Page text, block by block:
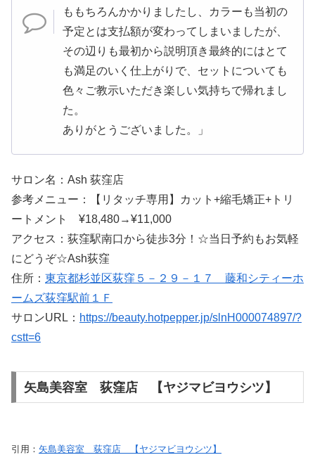
ももちろんかかりましたし、カラーも当初の
予定とは支払額が変わってしまいましたが、
その辺りも最初から説明頂き最終的にはとて
も満足のいく仕上がりで、セットについても
色々ご教示いただき楽しい気持ちで帰れまし
た。
ありがとうございました。」
サロン名：Ash 荻窪店
参考メニュー：【リタッチ専用】カット+縮毛矯正+トリ
ートメント ¥18,480→¥11,000
アクセス：荻窪駅南口から徒歩3分！☆当日予約もお気軽
にどうぞ☆Ash荻窪
住所： 東京都杉並区荻窪５－２９－１７ 藤和シティーホ
ームズ荻窪駅前１Ｆ
サロンURL： https://beauty.hotpepper.jp/slnH000074897/?
cstt=6
矢島美容室 荻窪店 【ヤジマビヨウシツ】
引用： 矢島美容室 荻窪店 【ヤジマビヨウシツ】